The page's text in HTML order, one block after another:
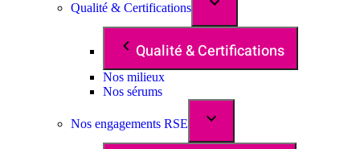
Qualité & Certifications
Qualité & Certifications
Nos milieux
Nos sérums
Nos engagements RSE